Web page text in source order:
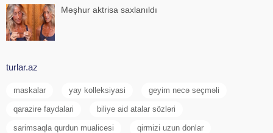
Məşhur aktrisa saxlanıldı
turlar.az
maskalar yay kolleksiyasi geyim necə seçməli
qarazire faydalari biliye aid atalar sözləri
sarimsaqla qurdun mualicesi qirmizi uzun donlar